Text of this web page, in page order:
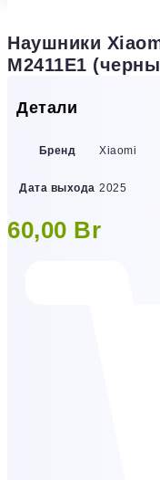
Наушники
M2411E1
Детали
Бренд Xiaomi
Дата выхода 2025
60,00 Br